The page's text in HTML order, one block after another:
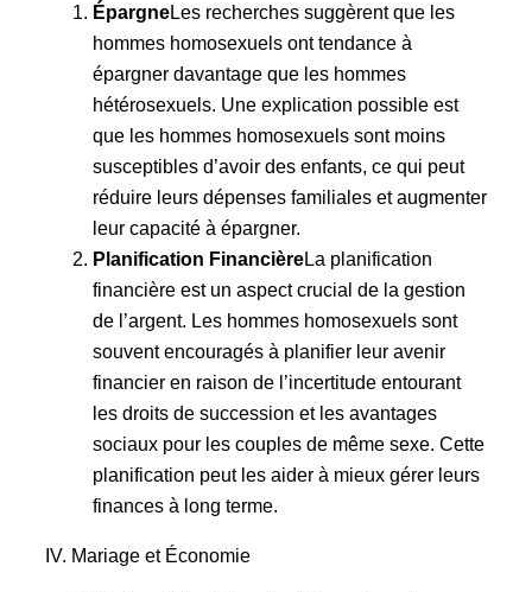
ÉpargneLes recherches suggèrent que les
hommes homosexuels ont tendance à
épargner davantage que les hommes
hétérosexuels. Une explication possible est
que les hommes homosexuels sont moins
susceptibles d’avoir des enfants, ce qui peut
réduire leurs dépenses familiales et augmenter
leur capacité à épargner.
Planification FinancièreLa planification
financière est un aspect crucial de la gestion
de l’argent. Les hommes homosexuels sont
souvent encouragés à planifier leur avenir
financier en raison de l’incertitude entourant
les droits de succession et les avantages
sociaux pour les couples de même sexe. Cette
planification peut les aider à mieux gérer leurs
finances à long terme.
IV. Mariage et Économie